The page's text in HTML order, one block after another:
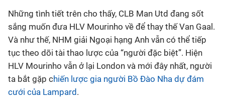
Những tình tiết trên cho thấy, CLB Man Utd đang sốt
sắng muốn đưa HLV Mourinho về để thay thế Van Gaal.
Và như thế, NHM giải Ngoại hạng Anh vẫn có thể tiếp
tục theo dõi tài thao lược của “người đặc biệt”. Hiện
HLV Mourinho vẫn ở lại London và mới đây nhất, người
ta bắt gặp chiến lược gia người Bồ Đào Nha dự đám
cưới của Lampard .